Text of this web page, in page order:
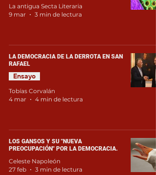
La antigua Secta Literaria
9 mar
3 min de lectura
LA DEMOCRACIA DE LA DERROTA EN SAN
RAFAEL
Ensayo
Tobías Corvalán
4 mar
4 min de lectura
LOS GANSOS Y SU "NUEVA
PREOCUPACIÓN" POR LA DEMOCRACIA.
Celeste Napoleón
27 feb
3 min de lectura